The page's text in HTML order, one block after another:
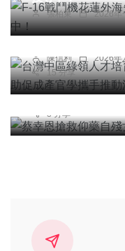
張柏東 2026年
台灣中區綠領人才
陳信利 2026年
15 分享
社會
3 分享